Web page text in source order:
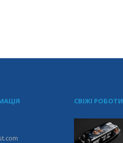
СВІЖІ РОБОТИ